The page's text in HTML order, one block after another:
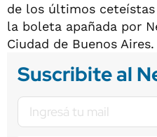
de los últimos
la boleta apañada por
Ciudad de Buenos Aires.
Suscribite al